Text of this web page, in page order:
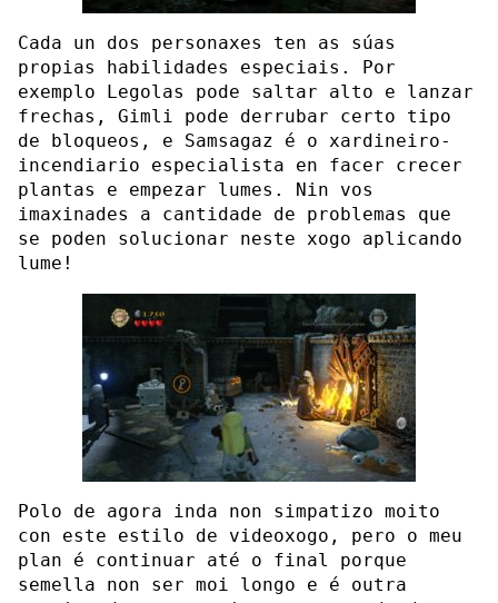
Cada un dos personaxes ten as súas
propias habilidades especiais. Por
exemplo Legolas pode saltar alto e lanzar
frechas, Gimli pode derrubar certo tipo
de bloqueos, e Samsagaz é o xardineiro-
incendiario especialista en facer crecer
plantas e empezar lumes. Nin vos
imaxinades a cantidade de problemas que
se poden solucionar neste xogo aplicando
lume!
Polo de agora inda non simpatizo moito
con este estilo de videoxogo, pero o meu
plan é continuar até o final porque
semella non ser moi longo e é outra